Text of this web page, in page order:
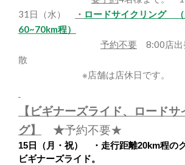
31日（水）
・ ロードサイクリング
60~70km程）
予約不要 8:00店出
散
※店舗は店休日です。
【ビギナーズライド、ロードサ
グ】
★予約不要★
15日（月・祝） ・走行距離20km程の
ビギナーズライド。